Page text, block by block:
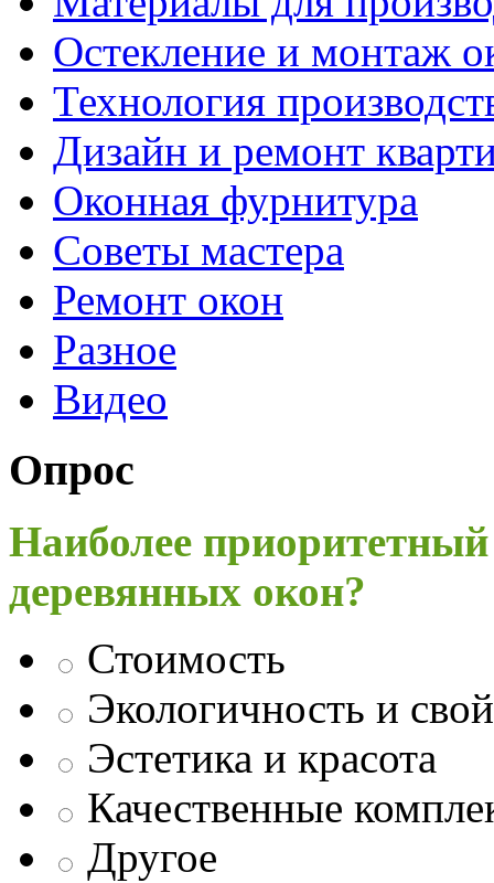
Остекление и монтаж
Технология
Дизайн и ремонт
Оконная фурнитура
Советы мастера
Ремонт окон
Разное
Видео
Опрос
Наиболее
деревянных окон?
Стоимость
Экологичность и
Эстетика и красота
Качественные
Другое